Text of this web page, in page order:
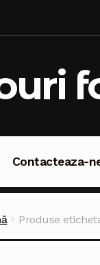
Contacteaza-
Produse